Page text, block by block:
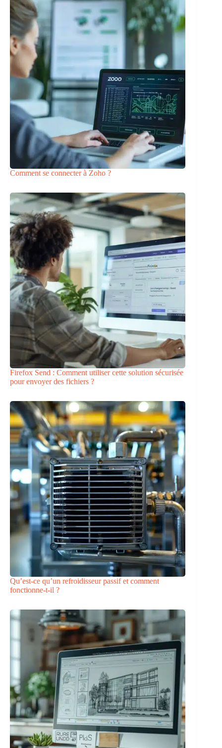
Comment se connecter à Zoho ?
Firefox Send : Comment utiliser cette solution sécurisée
pour envoyer des fichiers ?
Qu’est-ce qu’un refroidisseur passif et comment
fonctionne-t-il ?